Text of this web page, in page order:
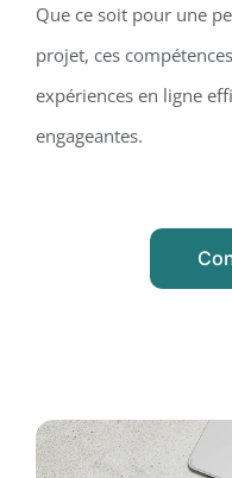
Que ce soit pour une
projet, ces
expériences en ligne
engageantes.